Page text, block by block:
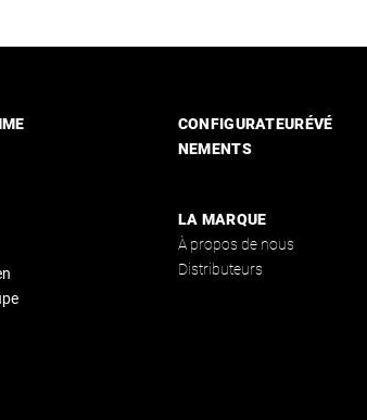
CONFIGURATEURÉVÉ
NEMENTS
LA MARQUE
À propos de nous
Distributeurs